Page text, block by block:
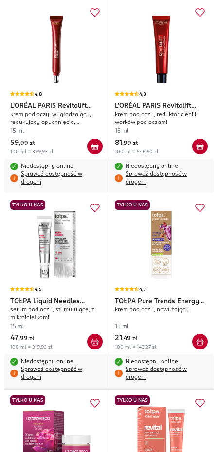
4,8
L'ORÉAL PARIS Revitalift
Laser X3
krem pod oczy, wygładzający,
redukujacy opuchnięcia,
napinający, 40+
15 ml
59,99 zł
100 ml = 399,93 zł
Niedostępny online
Sprawdź dostępność w
drogerii
4,3
L'ORÉAL PARIS Revitalift
Laser
krem pod oczy, reduktor cieni i
worków pod oczami
15 ml
81 ,99 zł
100 ml = 546,60 zł
Niedostępny online
Sprawdź dostępność w
drogerii
TYLKO U NAS
4,5
TOŁPA Liquid Needles
Therapy PDRN
serum pod oczy, stymulujące, z
mikroigiełkami
15 ml
47,99 zł
100 ml = 319,93 zł
Niedostępny online
Sprawdź dostępność w
drogerii
TYLKO U NAS
4,7
TOŁPA Pure Trends Energy
Boost
krem pod oczy, nawilżający
15 ml
21 ,49 zł
100 ml = 143,27 zł
Niedostępny online
Sprawdź dostępność w
drogerii
TYLKO U NAS TYLKO U NAS